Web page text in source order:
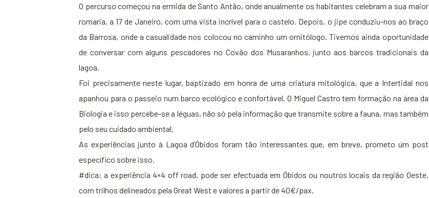
O percurso começou na ermida de Santo Antão, onde anualmente os habitantes celebram a sua maior
romaria, a 17 de Janeiro, com uma vista incrível para o castelo. Depois, o jipe conduziu-nos ao braço
da Barrosa, onde a casualidade nos colocou no caminho um ornitólogo. Tivemos ainda oportunidade
de conversar com alguns pescadores no Covão dos Musaranhos, junto aos barcos tradicionais da
lagoa.
Foi precisamente neste lugar, baptizado em honra de uma criatura mitológica, que a Intertidal nos
apanhou para o passeio num barco ecológico e confortável. O Miguel Castro tem formação na área da
Biologia e isso percebe-se a léguas, não só pela informação que transmite sobre a fauna, mas também
pelo seu cuidado ambiental.
As experiências junto à Lagoa d’Óbidos foram tão interessantes que, em breve, prometo um post
específico sobre isso.
#dica: a experiência 4×4 off road, pode ser efectuada em Óbidos ou noutros locais da região Oeste,
com trilhos delineados pela Great West e valores a partir de 40€/pax.